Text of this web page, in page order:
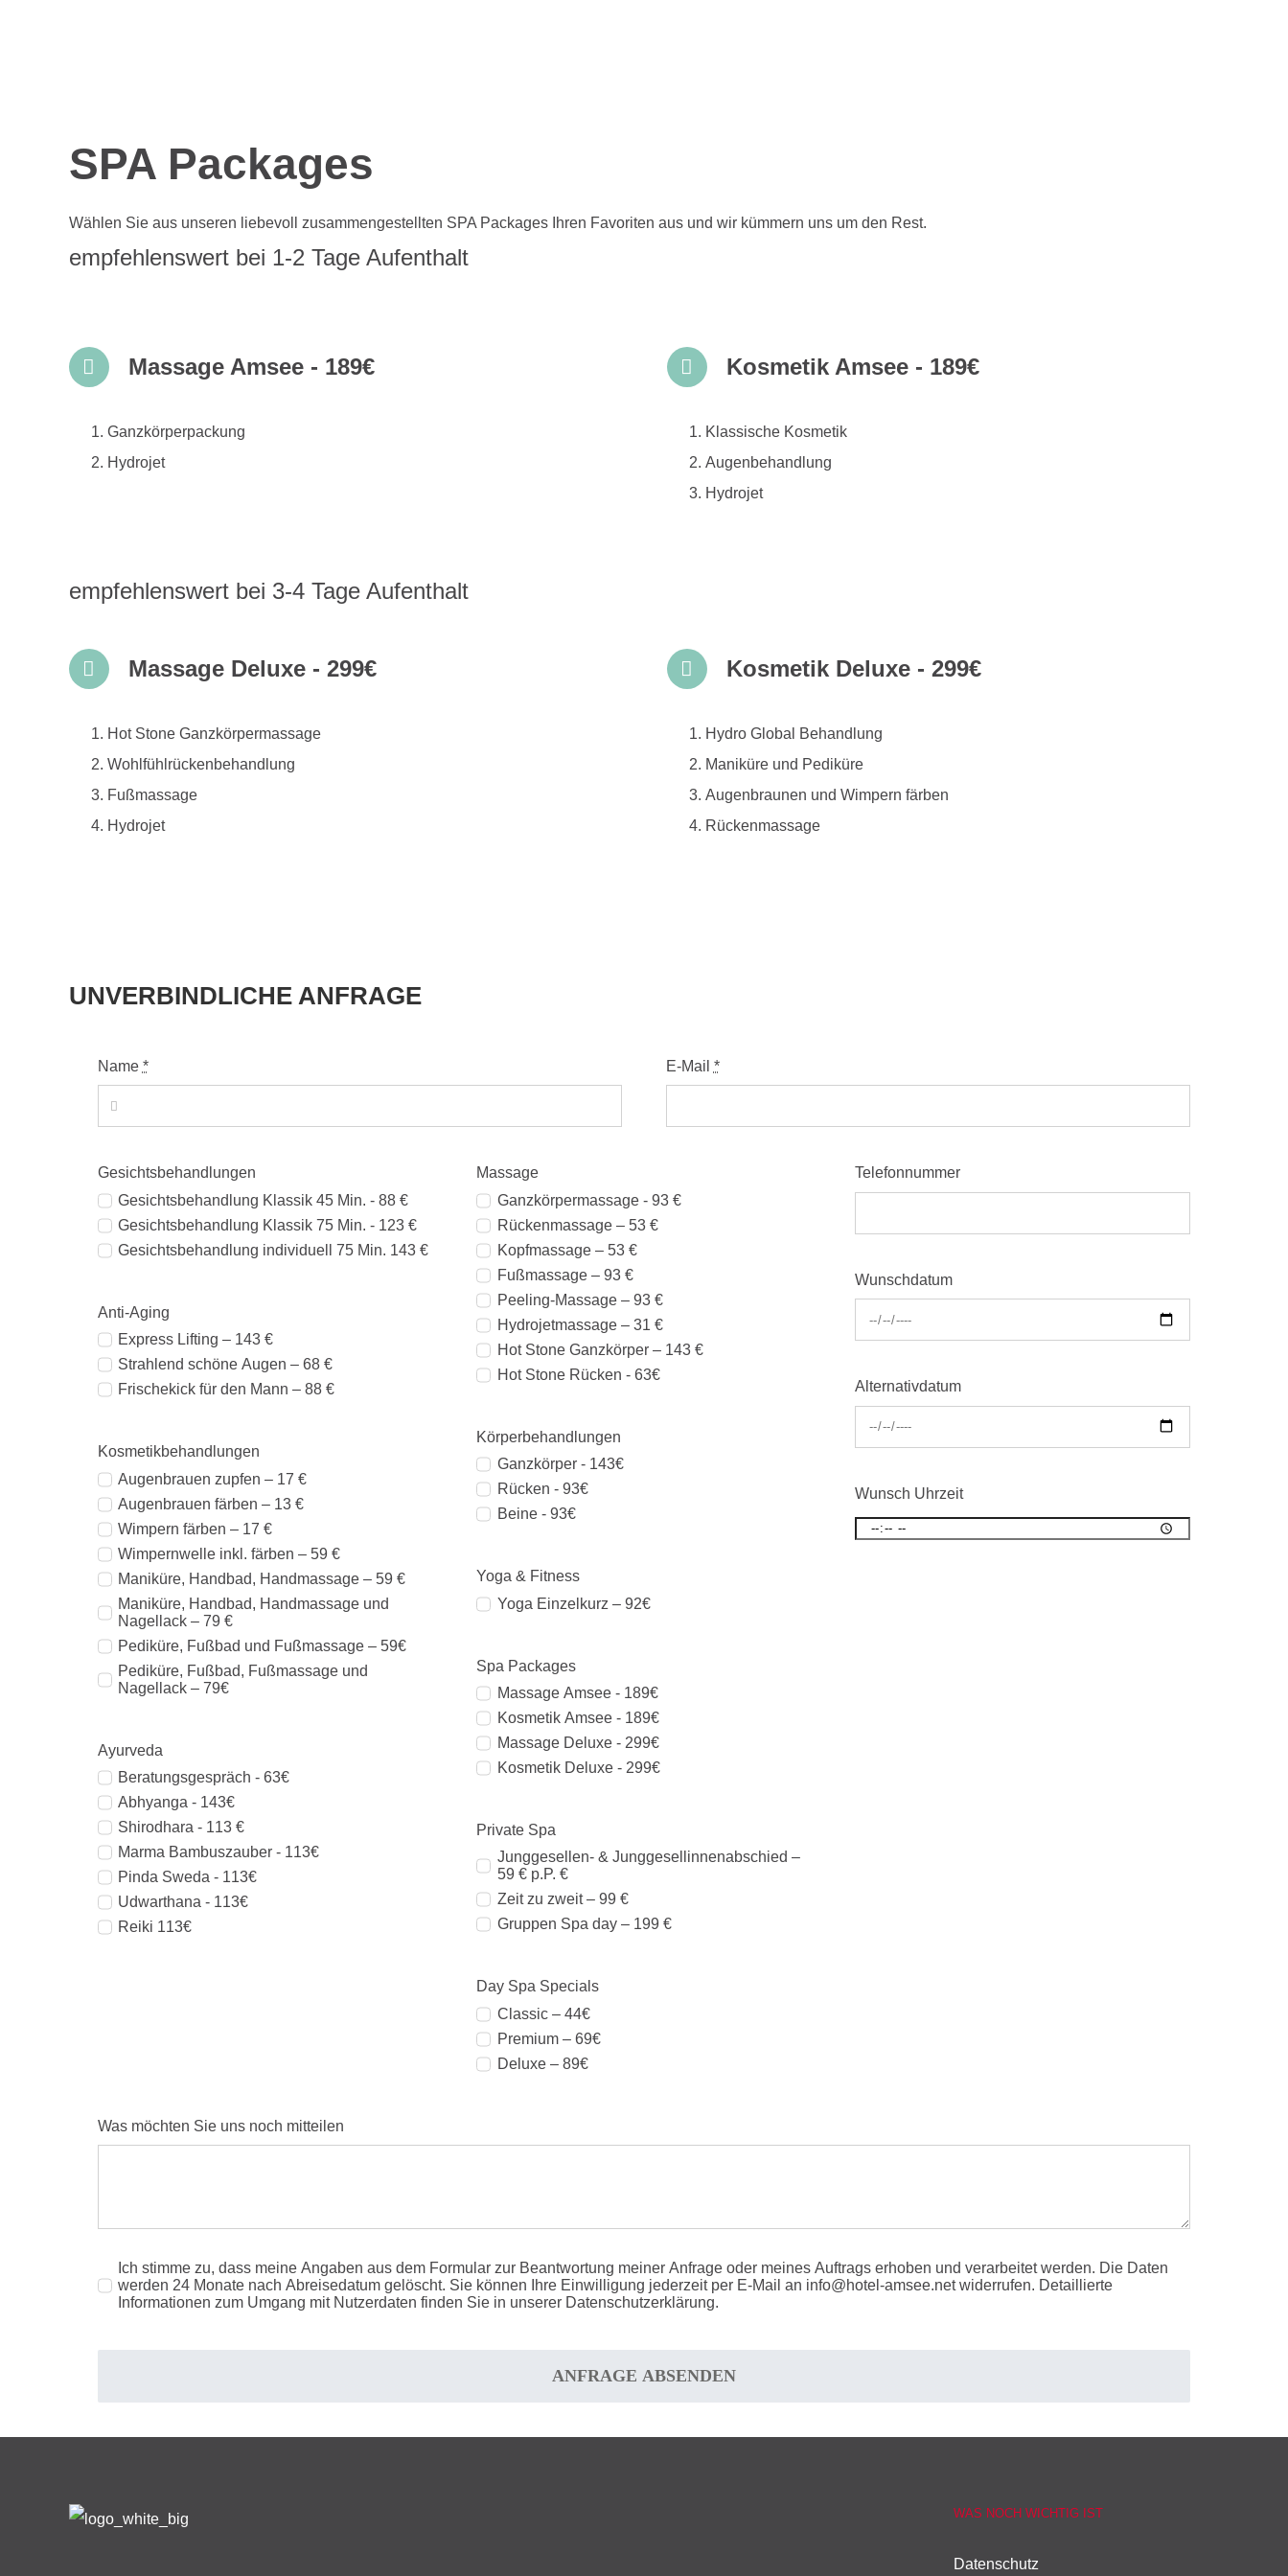
SPA Packages
Wählen Sie aus unseren liebevoll zusammengestellten SPA Packages Ihren Favoriten aus und wir kümmern uns um den Rest.
empfehlenswert bei 1-2 Tage Aufenthalt
Massage Amsee - 189€
Ganzkörperpackung
Hydrojet
Kosmetik Amsee - 189€
Klassische Kosmetik
Augenbehandlung
Hydrojet
empfehlenswert bei 3-4 Tage Aufenthalt
Massage Deluxe - 299€
Hot Stone Ganzkörpermassage
Wohlfühlrückenbehandlung
Fußmassage
Hydrojet
Kosmetik Deluxe - 299€
Hydro Global Behandlung
Maniküre und Pediküre
Augenbraunen und Wimpern färben
Rückenmassage
UNVERBINDLICHE ANFRAGE
Name * E-Mail *
Gesichtsbehandlungen
Gesichtsbehandlung Klassik 45 Min. - 88 €
Gesichtsbehandlung Klassik 75 Min. - 123 €
Gesichtsbehandlung individuell 75 Min. 143 €
Anti-Aging
Express Lifting – 143 €
Strahlend schöne Augen – 68 €
Frischekick für den Mann – 88 €
Kosmetikbehandlungen
Augenbrauen zupfen – 17 €
Augenbrauen färben – 13 €
Wimpern färben – 17 €
Wimpernwelle inkl. färben – 59 €
Maniküre, Handbad, Handmassage – 59 €
Maniküre, Handbad, Handmassage und
Nagellack – 79 €
Pediküre, Fußbad und Fußmassage – 59€
Pediküre, Fußbad, Fußmassage und
Nagellack – 79€
Ayurveda
Beratungsgespräch - 63€
Abhyanga - 143€
Shirodhara - 113 €
Marma Bambuszauber - 113€
Pinda Sweda - 113€
Udwarthana - 113€
Reiki 113€
Massage
Ganzkörpermassage - 93 €
Rückenmassage – 53 €
Kopfmassage – 53 €
Fußmassage – 93 €
Peeling-Massage – 93 €
Hydrojetmassage – 31 €
Hot Stone Ganzkörper – 143 €
Hot Stone Rücken - 63€
Körperbehandlungen
Ganzkörper - 143€
Rücken - 93€
Beine - 93€
Yoga & Fitness
Yoga Einzelkurz – 92€
Spa Packages
Massage Amsee - 189€
Kosmetik Amsee - 189€
Massage Deluxe - 299€
Kosmetik Deluxe - 299€
Private Spa
Junggesellen- & Junggesellinnenabschied –
59 € p.P. €
Zeit zu zweit – 99 €
Gruppen Spa day – 199 €
Day Spa Specials
Classic – 44€
Premium – 69€
Deluxe – 89€
Telefonnummer
Wunschdatum
Alternativdatum
Wunsch Uhrzeit
Was möchten Sie uns noch mitteilen
Ich stimme zu, dass meine Angaben aus dem Formular zur Beantwortung meiner Anfrage oder meines Auftrags erhoben und verarbeitet werden. Die Daten
werden 24 Monate nach Abreisedatum gelöscht. Sie können Ihre Einwilligung jederzeit per E-Mail an info@hotel-amsee.net widerrufen. Detaillierte
Informationen zum Umgang mit Nutzerdaten finden Sie in unserer Datenschutzerklärung.
ANFRAGE ABSENDEN
WAS NOCH WICHTIG IST
Datenschutz